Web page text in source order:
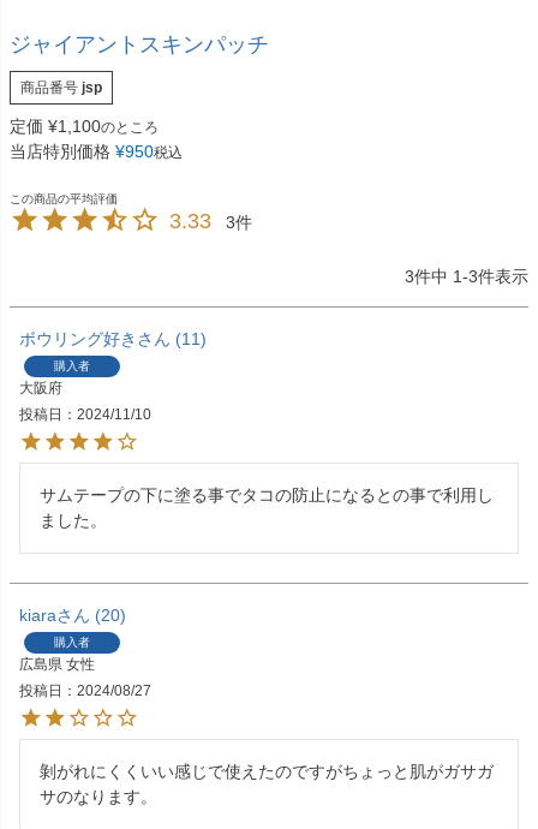
ジャイアントスキンパッチ
商品番号 jsp
定価 ¥1,100のところ
当店特別価格 ¥950税込
3.33 3
3件中 1-3件表示
ボウリング好き 11
購入者
大阪府
投稿日
2024/11/10
サムテープの下に塗る事でタコの防止になるとの事で利用し
ました。
kiara 20
購入者
広島県 女性
投稿日
2024/08/27
剝がれにくくいい感じで使えたのですがちょっと肌がガサガ
サのなります。